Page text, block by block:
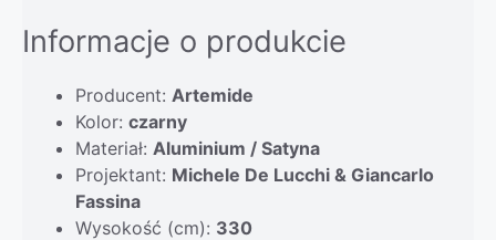
Informacje o produkcie
Producent: Artemide
Kolor: czarny
Materiał: Aluminium / Satyna
Projektant: Michele De Lucchi & Giancarlo
Fassina
Wysokość (cm): 330